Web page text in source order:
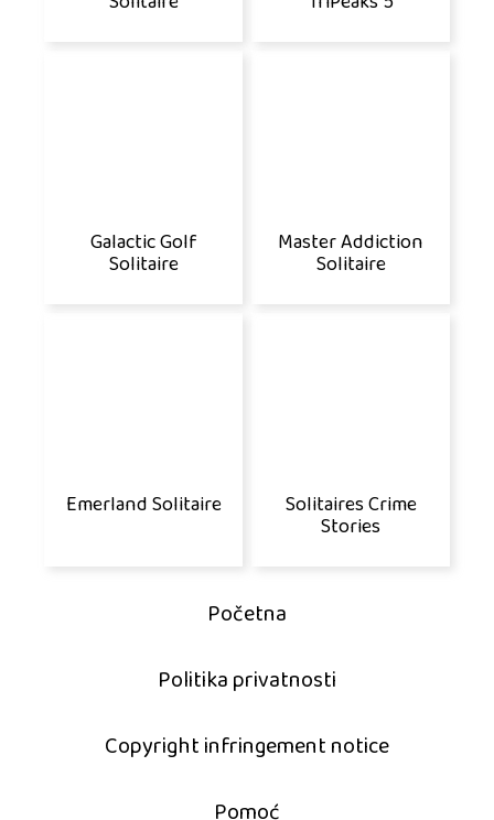
Galactic Golf
Solitaire
Master Addiction
Solitaire
Emerland Solitaire Solitaires Crime
Stories
Početna
Politika privatnosti
Copyright infringement notice